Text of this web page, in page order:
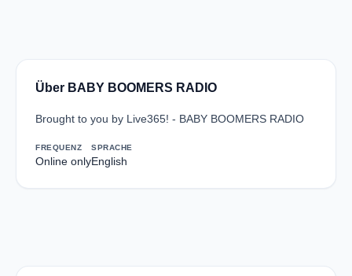
Über BABY BOOMERS RADIO
Brought to you by Live365! - BABY BOOMERS RADIO
FREQUENZ
Online only
SPRACHE
English